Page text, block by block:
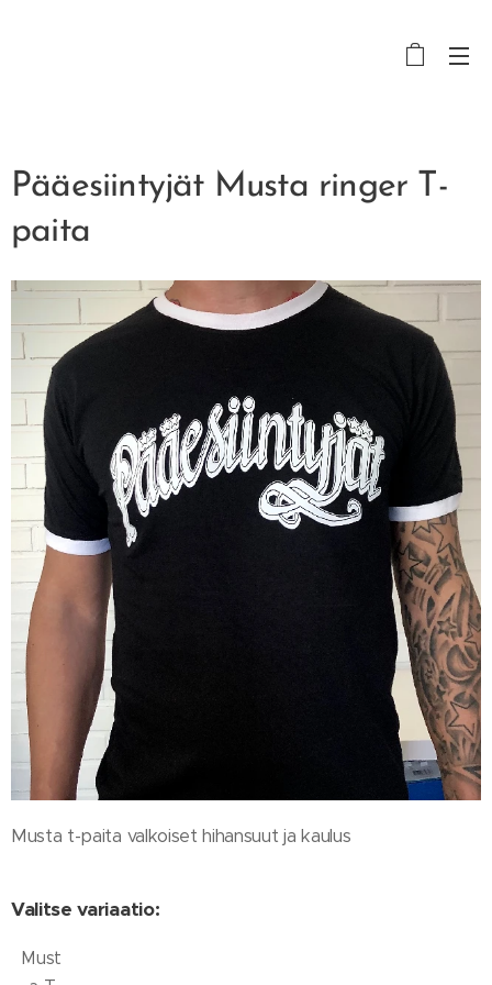
Pääesiintyjät Musta ringer T-
paita
Musta t-paita valkoiset hihansuut ja kaulus
Valitse variaatio:
Must